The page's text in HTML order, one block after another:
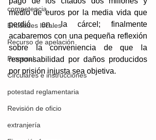
competencia
Entidades locales
Recurso de apelación
Procesal
Circulares e instrucciones
potestad reglamentaria
Revisión de oficio
extranjería
medio de euros por la media vida que
perdió en la cárcel; finalmente
acabaremos con una pequeña reflexión
sobre la conveniencia de que la
responsabilidad por daños producidos
por prisión injusta sea objetiva.